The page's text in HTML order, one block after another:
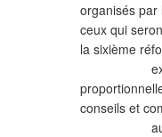
organisés par
ceux qui
la sixième
conseils et
au